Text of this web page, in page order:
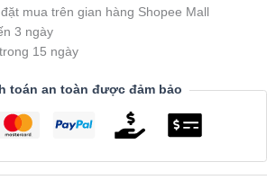
mua trên gian hàng Shopee Mall
3 ngày
15 ngày
toán an toàn được đảm bảo